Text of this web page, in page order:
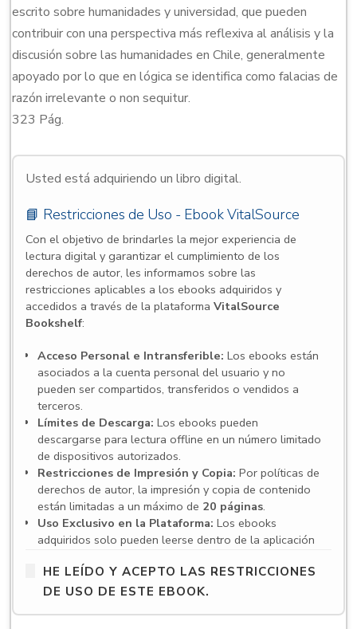
escrito sobre humanidades y universidad, que pueden
contribuir con una perspectiva más reflexiva al análisis y la
discusión sobre las humanidades en Chile, generalmente
apoyado por lo que en lógica se identifica como falacias de
razón irrelevante o non sequitur.
323 Pág.
Usted está adquiriendo un libro digital.
📘 Restricciones de Uso - Ebook VitalSource
Con el objetivo de brindarles la mejor experiencia de
lectura digital y garantizar el cumplimiento de los
derechos de autor, les informamos sobre las
restricciones aplicables a los ebooks adquiridos y
accedidos a través de la plataforma VitalSource
Bookshelf:
Acceso Personal e Intransferible: Los ebooks están
asociados a la cuenta personal del usuario y no
pueden ser compartidos, transferidos o vendidos a
terceros.
Límites de Descarga: Los ebooks pueden
descargarse para lectura offline en un número limitado
de dispositivos autorizados.
Restricciones de Impresión y Copia: Por políticas de
derechos de autor, la impresión y copia de contenido
están limitadas a un máximo de 20 páginas.
Uso Exclusivo en la Plataforma: Los ebooks
adquiridos solo pueden leerse dentro de la aplicación
crear una cuenta y utilizar la aplicación en español, ya
sea en su versión web o en las aplicaciones para
HE LEÍDO Y ACEPTO LAS RESTRICCIONES
DE USO DE ESTE EBOOK.